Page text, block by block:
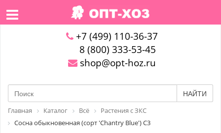
+7 (499) 110-36-37
8 (800) 333-53-45
shop@opt-hoz.ru
НАЙТИ
Главная Каталог Всё
Растения с ЗКС
Сосна обыкновенная (сорт 'Chantry Blue') C3